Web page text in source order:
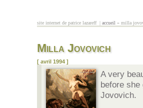
site internet de patrice lazareff |
vous êtes ici
accueil » milla
Milla Jovovich
[ avril 1994 ]
A very
before
Jovovich.